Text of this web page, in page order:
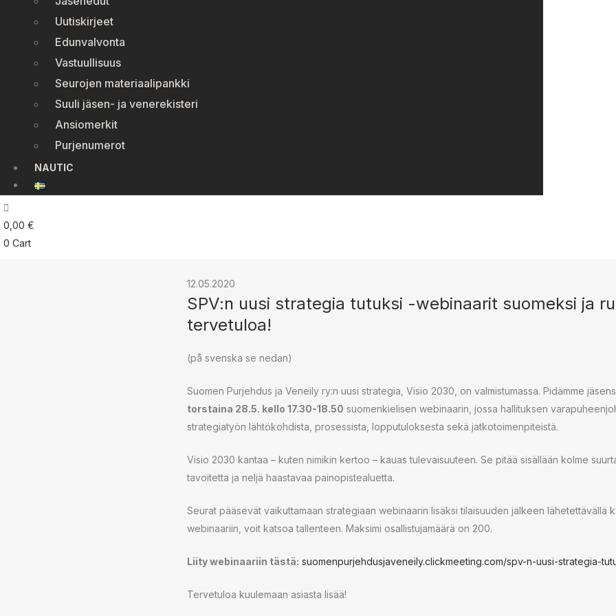
Uutiskirjeet
Edunvalvonta
Vastuullisuus
Seurojen materiaalipankki
Suuli jäsen- ja venerekisteri
Ansiomerkit
Purjenumerot
NAUTIC
0,00 €
0 Cart
12.05.2020
SPV:n uusi strategia tutuksi -webinaarit suomeksi ja
tervetuloa!
(på svenska se nedan)
Suomen Purjehdus ja Veneily ry:n uusi strategia, Visio 2030, on valmistumassa. Pidämme
torstaina 28.5. kello 17.30-18.50 suomenkielisen webinaarin, jossa hallituksen
strategiatyön lähtökohdista, prosessista, lopputuloksesta sekä jatkotoimenpiteistä.
Visio 2030 kantaa – kuten nimikin kertoo – kauas tulevaisuuteen. Se pitää sisällään kolme
tavoitetta ja neljä haastavaa painopistealuetta.
Seurat pääsevät vaikuttamaan strategiaan webinaarin lisäksi tilaisuuden jälkeen lähetettävällä
webinaariin, voit katsoa tallenteen. Maksimi osallistujamäärä on 200.
Liity webinaariin tästä: suomenpurjehdusjaveneily.clickmeeting.com/spv-n-uusi-strategia-
Tervetuloa kuulemaan asiasta lisää!